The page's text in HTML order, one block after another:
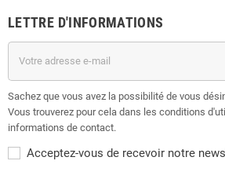
LETTRE D'INFORMATIONS
Sachez que vous avez la possibilité de vous
Vous trouverez pour cela dans les conditions
informations de contact.
Acceptez-vous de recevoir notre